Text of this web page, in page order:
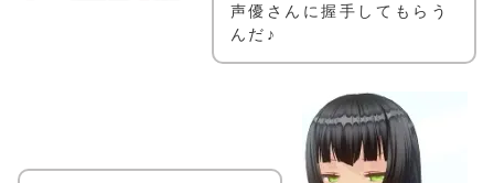
声優さんに握手してもらう
んだ♪